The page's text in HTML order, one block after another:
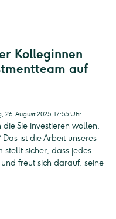
Kolleginnen
auf
26. August 2025, 17:55 Uhr
Sie investieren wollen,
ist die Arbeit unseres
stellt sicher, dass jedes
freut sich darauf, seine